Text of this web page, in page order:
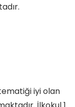
iyi olan